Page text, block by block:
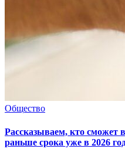
Общество
Рассказываем, кто сможет
раньше срока уже в 2026